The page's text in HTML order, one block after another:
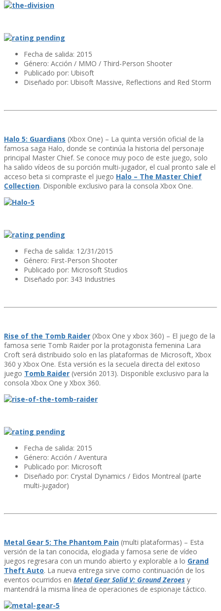
Fecha de salida: 2015
Género: Acción / MMO / Third-Person Shooter
Publicado por: Ubisoft
Diseñado por: Ubisoft Massive, Reflections and Red Storm
Halo 5: Guardians (Xbox One) – La quinta versión oficial de la
famosa saga Halo, donde se continúa la historia del personaje
principal Master Chief. Se conoce muy poco de este juego, solo
ha salido ví­deos de su porción multi-jugador, el cual pronto sale el
acceso beta si compraste el juego Halo – The Master Chief
Collection. Disponible exclusivo para la consola Xbox One.
Fecha de salida: 12/31/2015
Género: First-Person Shooter
Publicado por: Microsoft Studios
Diseñado por: 343 Industries
Rise of the Tomb Raider (Xbox One y xbox 360) – El juego de la
famosa serie Tomb Raider por la protagonista femenina Lara
Croft será distribuido solo en las plataformas de Microsoft, Xbox
360 y Xbox One. Esta versión es la secuela directa del exitoso
juego Tomb Raider (versión 2013). Disponible exclusivo para la
consola Xbox One y Xbox 360.
Fecha de salida: 2015
Género: Acción / Aventura
Publicado por: Microsoft
Diseñado por: Crystal Dynamics / Eidos Montreal (parte
multi-jugador)
Metal Gear 5: The Phantom Pain (multi plataformas) – Esta
versión de la tan conocida, elogiada y famosa serie de ví­deo
juegos regresara con un mundo abierto y explorable a lo Grand
Theft Auto. La nueva entrega sirve como continuación de los
eventos ocurridos en Metal Gear Solid V: Ground Zeroes y
mantendrá la misma lí­nea de operaciones de espionaje táctico.